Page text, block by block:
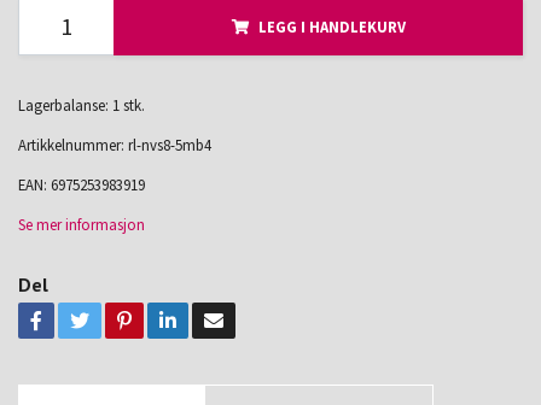
LEGG I HANDLEKURV
Lagerbalanse: 1 stk.
Artikkelnummer: rl-nvs8-5mb4
EAN: 6975253983919
Se mer informasjon
Del